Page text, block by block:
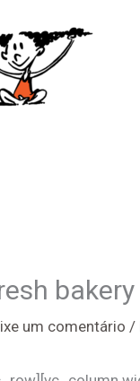
um comentário /